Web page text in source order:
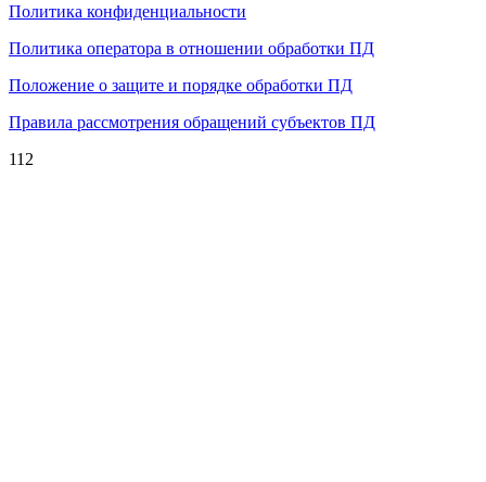
Политика конфиденциальности
Политика оператора в отношении обработки ПД
Положение о защите и порядке обработки ПД
Правила рассмотрения обращений субъектов ПД
112